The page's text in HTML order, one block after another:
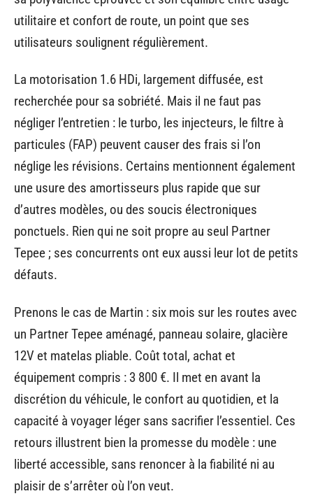
utilitaire et confort de route, un point que ses
utilisateurs soulignent régulièrement.
La motorisation 1.6 HDi, largement diffusée, est
recherchée pour sa sobriété. Mais il ne faut pas
négliger l’entretien : le turbo, les injecteurs, le filtre à
particules (FAP) peuvent causer des frais si l’on
néglige les révisions. Certains mentionnent également
une usure des amortisseurs plus rapide que sur
d’autres modèles, ou des soucis électroniques
ponctuels. Rien qui ne soit propre au seul Partner
Tepee ; ses concurrents ont eux aussi leur lot de petits
défauts.
Prenons le cas de Martin : six mois sur les routes avec
un Partner Tepee aménagé, panneau solaire, glacière
12V et matelas pliable. Coût total, achat et
équipement compris : 3 800 €. Il met en avant la
discrétion du véhicule, le confort au quotidien, et la
capacité à voyager léger sans sacrifier l’essentiel. Ces
retours illustrent bien la promesse du modèle : une
liberté accessible, sans renoncer à la fiabilité ni au
plaisir de s’arrêter où l’on veut.